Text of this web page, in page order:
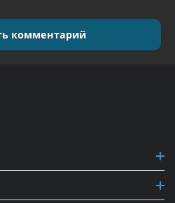
комментарий